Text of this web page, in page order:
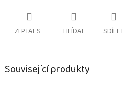
ZEPTAT SE HLÍDAT SDÍLET
Související produkty